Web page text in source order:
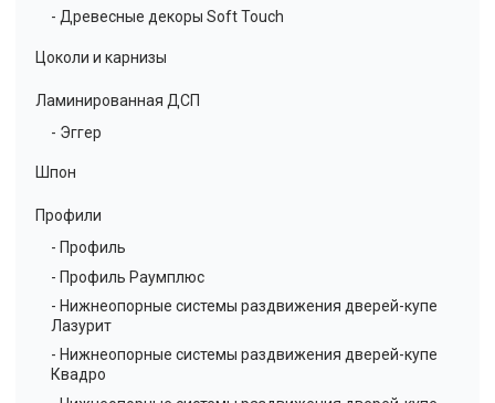
- Древесные декоры Soft Touch
Цоколи и карнизы
Ламинированная ДСП
- Эггер
Шпон
Профили
- Профиль
- Профиль Раумплюс
- Нижнеопорные системы раздвижения дверей-купе
Лазурит
- Нижнеопорные системы раздвижения дверей-купе
Квадро